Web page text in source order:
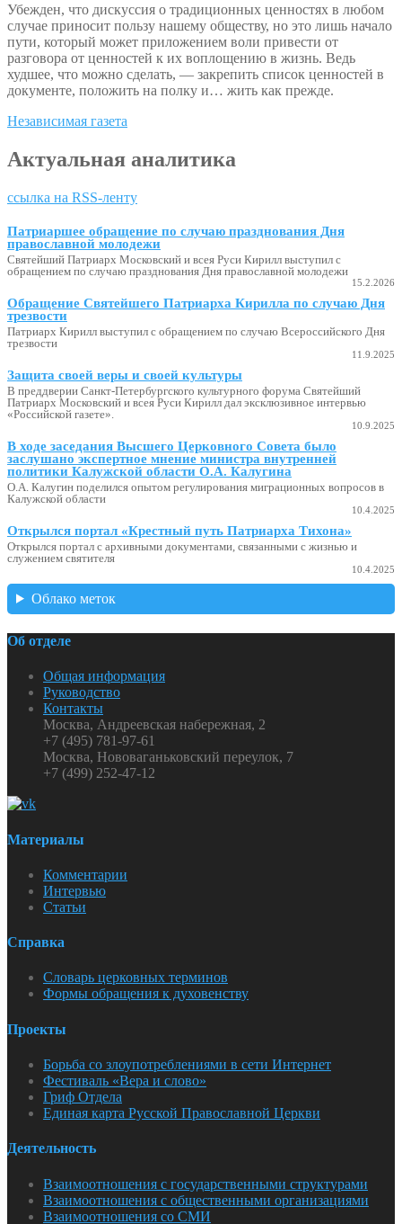
Убежден, что дискуссия о традиционных ценностях в любом
случае приносит пользу нашему обществу, но это лишь начало
пути, который может приложением воли привести от
разговора от ценностей к их воплощению в жизнь. Ведь
худшее, что можно сделать, — закрепить список ценностей в
документе, положить на полку и… жить как прежде.
Независимая газета
Актуальная аналитика
ссылка на RSS-ленту
Патриаршее обращение по случаю празднования Дня
православной молодежи
Святейший Патриарх Московский и всея Руси Кирилл выступил с
обращением по случаю празднования Дня православной молодежи
15.2.2026
Обращение Святейшего Патриарха Кирилла по случаю Дня
трезвости
Патриарх Кирилл выступил с обращением по случаю Всероссийского Дня
трезвости
11.9.2025
Защита своей веры и своей культуры
В преддверии Санкт-Петербургского культурного форума Святейший
Патриарх Московский и всея Руси Кирилл дал эксклюзивное интервью
«Российской газете».
10.9.2025
В ходе заседания Высшего Церковного Совета было
заслушано экспертное мнение министра внутренней
политики Калужской области О.А. Калугина
О.А. Калугин поделился опытом регулирования миграционных вопросов в
Калужской области
10.4.2025
Открылся портал «Крестный путь Патриарха Тихона»
Открылся портал с архивными документами, связанными с жизнью и
служением святителя
10.4.2025
Облако меток
Об отделе
Общая информация
Руководство
Контакты
Москва, Андреевская набережная, 2
+7 (495) 781-97-61
Москва, Нововаганьковский переулок, 7
+7 (499) 252-47-12
Материалы
Комментарии
Интервью
Статьи
Справка
Словарь церковных терминов
Формы обращения к духовенству
Проекты
Борьба со злоупотреблениями в сети Интернет
Фестиваль «Вера и слово»
Гриф Отдела
Единая карта Русской Православной Церкви
Деятельность
Взаимоотношения с государственными структурами
Взаимоотношения с общественными организациями
Взаимоотношения со СМИ